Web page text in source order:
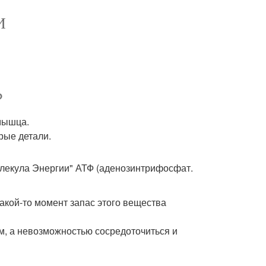
детали.
Энергии" АТФ (аденозинтрифосфат.
то момент запас этого вещества
а невозможностью сосредоточиться и